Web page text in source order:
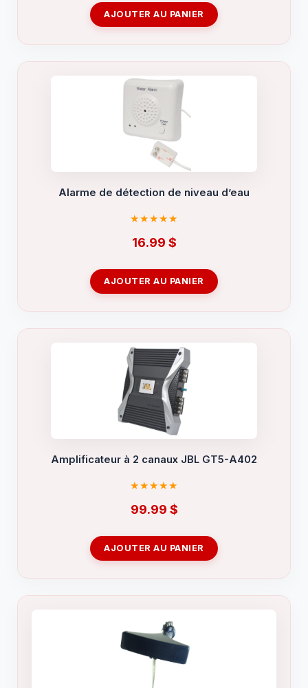
AJOUTER AU PANIER
Alarme de détection de niveau d’eau
16.99 $
AJOUTER AU PANIER
Amplificateur à 2 canaux JBL GT5-A402
99.99 $
AJOUTER AU PANIER